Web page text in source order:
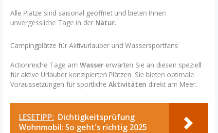
Alle Plätze sind saisonal geöffnet und bieten Ihnen
unvergessliche Tage in der Natur.
Campingplätze für Aktivurlauber und Wassersportfans
Actionreiche Tage amWasser erwarten Sie an diesen speziell
für aktive Urlauber konzipierten Plätzen. Sie bieten optimale
Voraussetzungen für sportlicheAktivitäten direkt am Meer.
LESETIPP: Dichtigkeitsprüfung
Wohnmobil: So geht's richtig 2025